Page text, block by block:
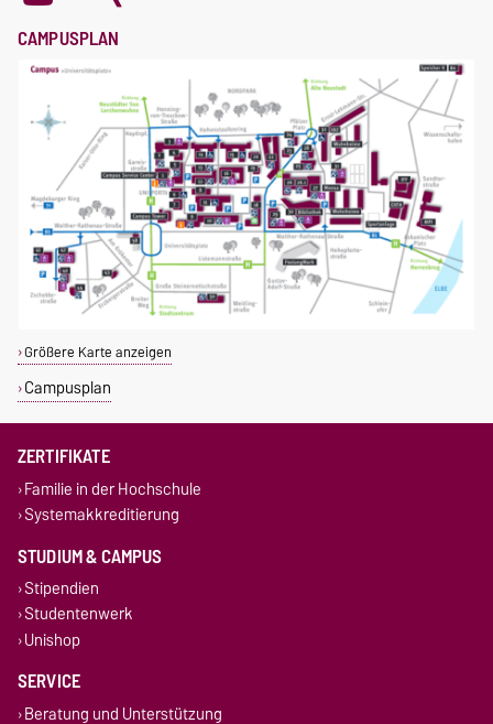
CAMPUSPLAN
Größere Karte anzeigen
Campusplan
ZERTIFIKATE
Familie in der Hochschule
Systemakkreditierung
STUDIUM & CAMPUS
Stipendien
Studentenwerk
Unishop
SERVICE
Beratung und Unterstützung